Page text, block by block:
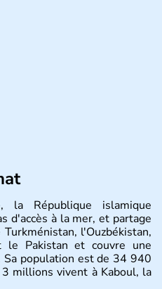
la République islamique
d'accès à la mer, et partage
l'Ouzbékistan,
le Pakistan et couvre une
population est de 34 940
millions vivent à Kaboul, la